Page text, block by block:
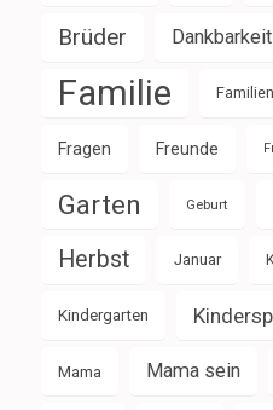
Brüder Dankbarkeit
Familie
Fragen Freunde
Garten Geburt
Herbst Januar
Kindergarten
Mama Mama sein